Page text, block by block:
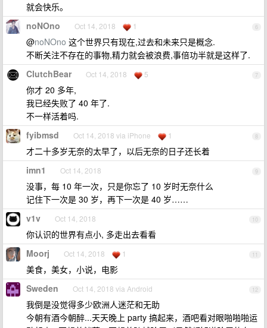
就会快乐。
6
noNOno Oct 14, 2018 1
@noNOno 这个世界只有现在,过去和未来只是概念.
不断关注不存在的事物,精力就会被浪费,事倍功半就是这样了.
7
ClutchBear Oct 14, 2018 5
你才 20 多年,
我已经失败了 40 年了.
不一样活着吗.
8
fyibmsd Oct 14, 2018 via iPhone 1
才二十多岁无奈的太早了，以后无奈的日子还长着
9
imn1 Oct 14, 2018
没事，每 10 年一次，只是你忘了 10 岁时无奈什么
记住下一次是 30 岁，再下一次是 40 岁……
10
v1v Oct 14, 2018
你认识的世界有点小, 多走出去看看
11
Moorj Oct 14, 2018 1
美食，美女，小说，电影
12
Sweden Oct 14, 2018 via Android
我倒是没觉得多少欧洲人迷茫和无助
今朝有酒今朝醉...天天晚上 party 搞起来，酒吧看对眼啪啪啪运